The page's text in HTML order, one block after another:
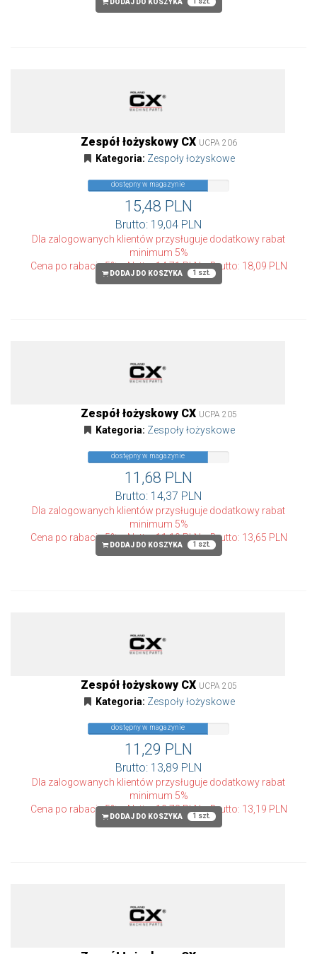
DODAJ DO KOSZYKA
Zespół łożyskowy CX UCPA 206
Kategoria: Zespoły łożyskowe
dostępny w magazynie
15,48 PLN
Brutto: 19,04 PLN
Dla zalogowanych klientów przysługuje dodatkowy rabat
minimum 5%
Cena po rabacie 5%
Netto: 14,71 PLN Brutto: 18,09 PLN
DODAJ DO KOSZYKA 1 szt.
Zespół łożyskowy CX UCPA 205
Kategoria: Zespoły łożyskowe
dostępny w magazynie
11,68 PLN
Brutto: 14,37 PLN
Dla zalogowanych klientów przysługuje dodatkowy rabat
minimum 5%
Cena po rabacie 5%
Netto: 11,10 PLN Brutto: 13,65 PLN
DODAJ DO KOSZYKA 1 szt.
Zespół łożyskowy CX UCPA 205
Kategoria: Zespoły łożyskowe
dostępny w magazynie
11,29 PLN
Brutto: 13,89 PLN
Dla zalogowanych klientów przysługuje dodatkowy rabat
minimum 5%
Cena po rabacie 5%
Netto: 10,73 PLN Brutto: 13,19 PLN
DODAJ DO KOSZYKA 1 szt.